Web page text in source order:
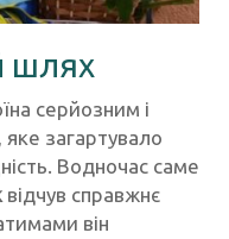
шлях
серйозним і
загартувало
Водночас саме
відчув справжнє
він